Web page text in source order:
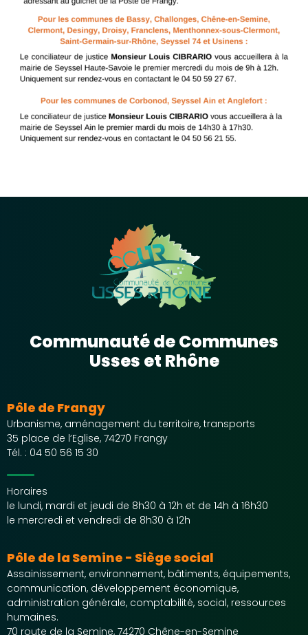
Communauté de Communes
Usses et Rhône
Pôle de Frangy
Urbanisme, aménagement du territoire, transports
35 place de l’Eglise, 74270 Frangy
Tél. : 04 50 56 15 30
Horaires
le lundi, mardi et jeudi de 8h30 à 12h et de 14h à 16h30
le mercredi et vendredi de 8h30 à 12h
Pôle de la Semine - Siège social
Assainissement, environnement, bâtiments, équipements,
communication, développement économique,
administration générale, comptabilité, social, ressources
humaines.
70 route de la Semine, 74270 Chêne-en-Semine